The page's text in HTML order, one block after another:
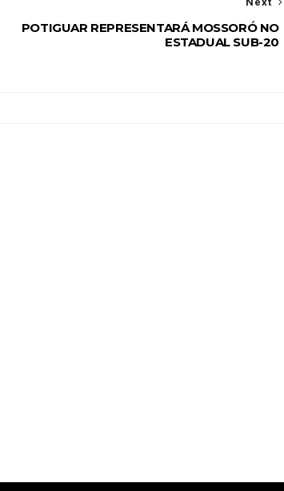
POTIGUAR REPRESENTARÁ MOSSORÓ NO
ESTADUAL SUB-20